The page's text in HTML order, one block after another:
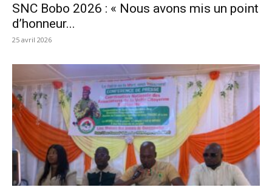
SNC Bobo 2026 : « Nous avons mis un point
d’honneur...
25 avril 2026